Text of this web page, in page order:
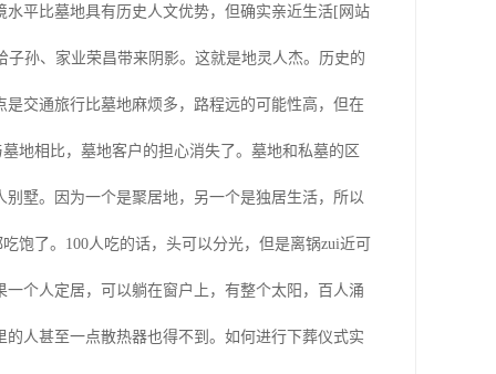
平比墓地具有历史人文优势，但确实亲近生活[网站
孙、家业荣昌带来阴影。这就是地灵人杰。历史的
交通旅行比墓地麻烦多，路程远的可能性高，但在
地相比，墓地客户的担心消失了。墓地和私墓的区
墅。因为一个是聚居地，另一个是独居生活，所以
饱了。100人吃的话，头可以分光，但是离锅zui近可
个人定居，可以躺在窗户上，有整个太阳，百人涌
人甚至一点散热器也得不到。如何进行下葬仪式实